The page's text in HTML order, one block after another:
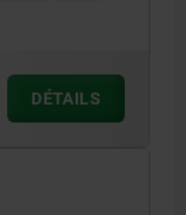
DÉTAILS